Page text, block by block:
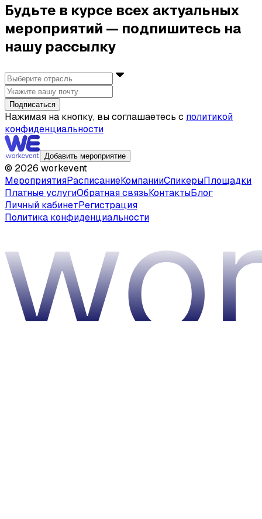
Будьте в курсе всех актуальных
мероприятий — подпишитесь на
нашу рассылку
Подписаться
Нажимая на кнопку, вы соглашаетесь с политикой
конфиденциальности
Добавить мероприятие
© 2026 workevent
МероприятияРасписаниеКомпанииСпикерыПлощадки
Платные услугиОбратная связьКонтактыБлог
Личный кабинетРегистрация
Политика конфиденциальности